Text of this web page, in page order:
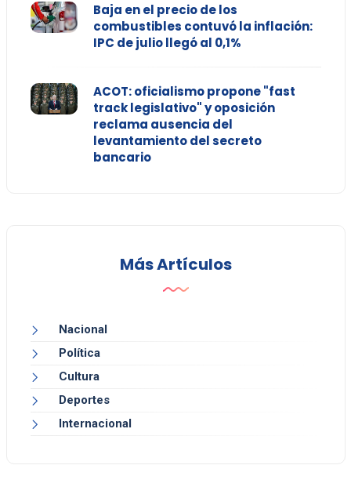
Baja en el precio de los
combustibles contuvó la inflación:
IPC de julio llegó al 0,1%
ACOT: oficialismo propone "fast
track legislativo" y oposición
reclama ausencia del
levantamiento del secreto
bancario
Más Artículos
Nacional
Política
Cultura
Deportes
Internacional